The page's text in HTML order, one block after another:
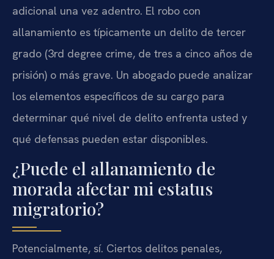
adicional una vez adentro. El robo con
allanamiento es típicamente un delito de tercer
grado (3rd degree crime, de tres a cinco años de
prisión) o más grave. Un abogado puede analizar
los elementos específicos de su cargo para
determinar qué nivel de delito enfrenta usted y
qué defensas pueden estar disponibles.
¿Puede el allanamiento de
morada afectar mi estatus
migratorio?
Potencialmente, sí. Ciertos delitos penales,